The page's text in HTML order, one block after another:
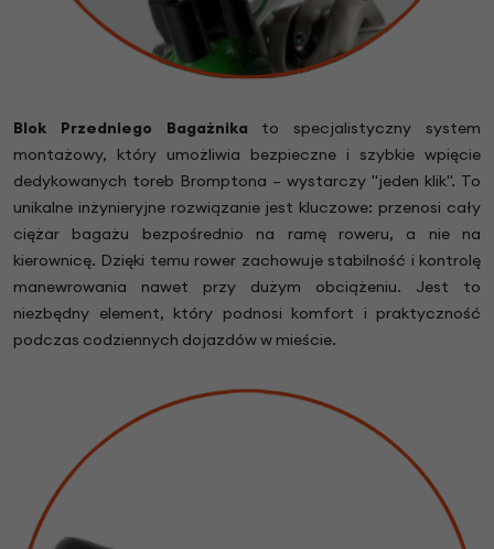
Blok Przedniego Bagażnika to specjalistyczny system
montażowy, który umożliwia bezpieczne i szybkie wpięcie
dedykowanych toreb Bromptona – wystarczy "jeden klik". To
unikalne inżynieryjne rozwiązanie jest kluczowe: przenosi cały
ciężar bagażu bezpośrednio na ramę roweru, a nie na
kierownicę. Dzięki temu rower zachowuje stabilność i kontrolę
manewrowania nawet przy dużym obciążeniu. Jest to
niezbędny element, który podnosi komfort i praktyczność
podczas codziennych dojazdów w mieście.